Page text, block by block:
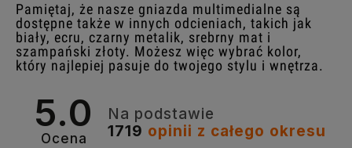
Pamiętaj, że nasze gniazda multimedialne są
dostępne także w innych odcieniach, takich jak
biały, ecru, czarny metalik, srebrny mat i
szampański złoty. Możesz więc wybrać kolor,
który najlepiej pasuje do twojego stylu i wnętrza.
5.0
Ocena
Na podstawie
1719 opinii z całego okresu